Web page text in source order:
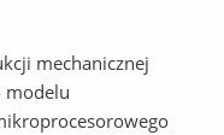
mechanicznej
modelu